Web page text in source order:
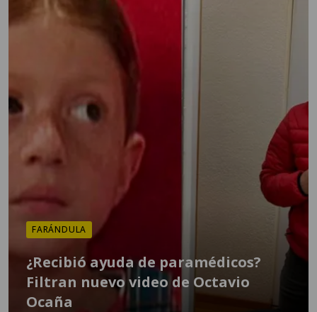
FARÁNDULA
¿Recibió ayuda de paramédicos?
Filtran nuevo video de Octavio
Ocaña